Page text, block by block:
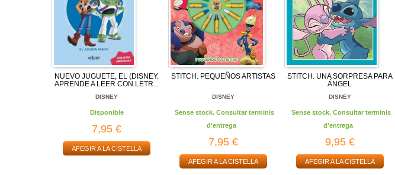
NUEVO JUGUETE, EL (DISNEY.
APRENDE A LEER CON LETR...
DISNEY
Disponible
7,95 €
AFEGIR A LA CISTELLA
STITCH. PEQUEÑOS ARTISTAS
DISNEY
Sense stock. Consultar terminis
d'entrega
7,95 €
AFEGIR A LA CISTELLA
STITCH. UNA SORPRESA PARA
ÁNGEL
DISNEY
Sense stock. Consultar terminis
d'entrega
9,95 €
AFEGIR A LA CISTELLA